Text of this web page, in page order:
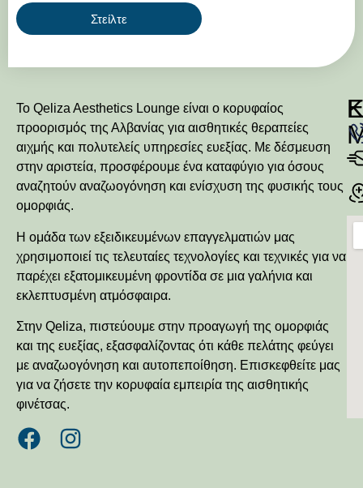
Στείλτε
Το Qeliza Aesthetics Lounge είναι ο κορυφαίος
προορισμός της Αλβανίας για αισθητικές θεραπείες
αιχμής και πολυτελείς υπηρεσίες ευεξίας. Με δέσμευση
στην αριστεία, προσφέρουμε ένα καταφύγιο για όσους
αναζητούν αναζωογόνηση και ενίσχυση της φυσικής τους
ομορφιάς.
Η ομάδα των εξειδικευμένων επαγγελματιών μας
χρησιμοποιεί τις τελευταίες τεχνολογίες και τεχνικές για να
παρέχει εξατομικευμένη φροντίδα σε μια γαλήνια και
εκλεπτυσμένη ατμόσφαιρα.
Στην Qeliza, πιστεύουμε στην προαγωγή της ομορφιάς
και της ευεξίας, εξασφαλίζοντας ότι κάθε πελάτης φεύγει
με αναζωογόνηση και αυτοπεποίθηση. Επισκεφθείτε μας
για να ζήσετε την κορυφαία εμπειρία της αισθητικής
φινέτσας.